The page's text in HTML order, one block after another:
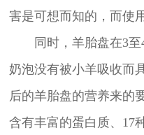
害是可想而知的，而使
同时，羊胎盘在3至4
奶泡没有被小羊吸收而
后的羊胎盘的营养来的
含有丰富的蛋白质、17